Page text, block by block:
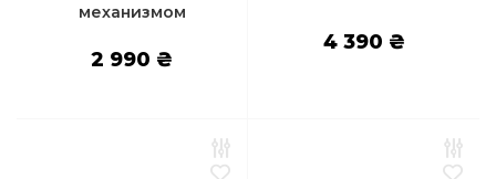
механизмом
2 990 ₴
4 390 ₴